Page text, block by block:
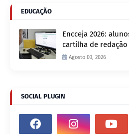
EDUCAÇÃO
Encceja 2026:
cartilha de redação
Agosto 03, 2026
SOCIAL PLUGIN